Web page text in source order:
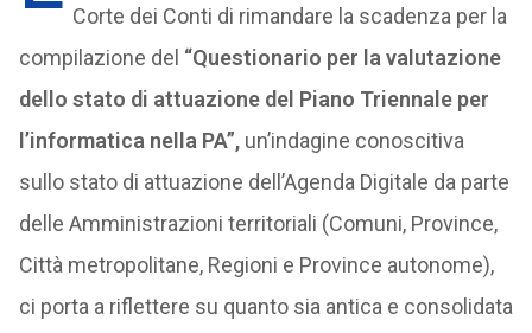
Corte dei Conti di rimandare la scadenza per la
compilazione del “Questionario per la valutazione
dello stato di attuazione del Piano Triennale per
l’informatica nella PA”, un’indagine conoscitiva
sullo stato di attuazione dell’Agenda Digitale da parte
delle Amministrazioni territoriali (Comuni, Province,
Città metropolitane, Regioni e Province autonome),
ci porta a riflettere su quanto sia antica e consolidata